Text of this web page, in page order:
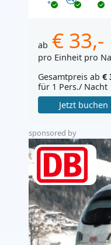
ab € 33,-
pro Einheit pro
Gesamtpreis ab €
für 1 Pers./ Nacht
Jetzt buchen
sponsored by